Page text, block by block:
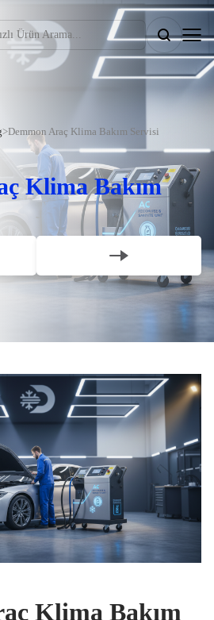
>Demmon Araç Klima Bakım Servisi
Klima Bakım
Klima Bakım